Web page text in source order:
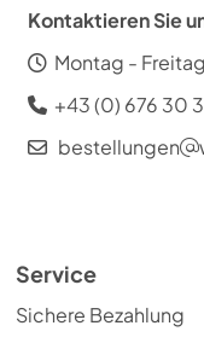
Kontaktieren Sie
Montag -
+43 (0) 676 30
bestellungen
Service
Sichere Bezahlung